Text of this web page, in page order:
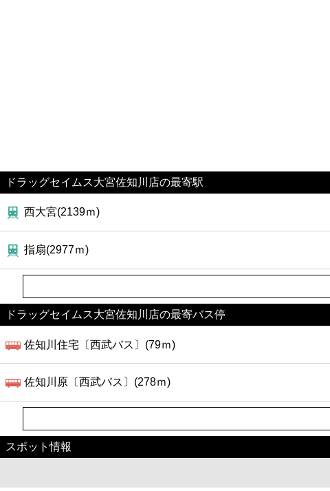
ドラッグセイムス大宮佐知川店の最寄駅
西大宮(2139ｍ)
指扇(2977ｍ)
ドラッグセイムス大宮佐知川店の最寄バス停
佐知川住宅〔西武バス〕(79ｍ)
佐知川原〔西武バス〕(278ｍ)
スポット情報